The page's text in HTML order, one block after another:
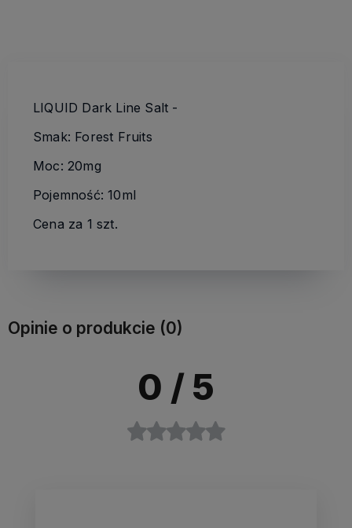
LIQUID Dark Line Salt -
Smak: Forest Fruits
Moc: 20mg
Pojemność: 10ml
Cena za 1 szt.
Opinie o produkcie (0)
0 / 5